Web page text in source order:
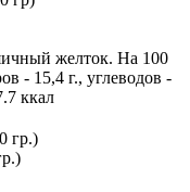
желток. На 100
- 15,4 г., углеводов -
ккал